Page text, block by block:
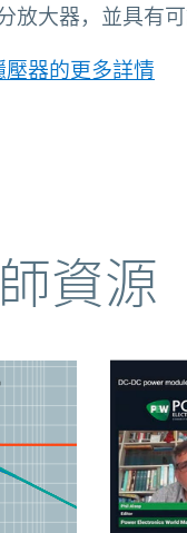
放大器，並具有
壓器的更多詳情
資源